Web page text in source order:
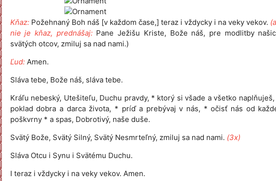
Kňaz:Požehnaný Boh náš [v každom čase,] teraz i vždycky i na veky vekov.
nie je kňaz, prednášaj:Pane Ježišu Kriste, Bože náš, pre modlitby
svätých otcov, zmiluj sa nad nami.)
Ľud:Amen.
Sláva tebe, Bože náš, sláva tebe.
Kráľu nebeský, Utešiteľu, Duchu pravdy, * ktorý si všade a všetko
poklad dobra a darca života, * príď a prebývaj v nás, * očisť nás od
poškvrny * a spas, Dobrotivý, naše duše.
Svätý Bože, Svätý Silný, Svätý Nesmrteľný, zmiluj sa nad nami. (3x)
Sláva Otcu i Synu i Svätému Duchu.
I teraz i vždycky i na veky vekov. Amen.